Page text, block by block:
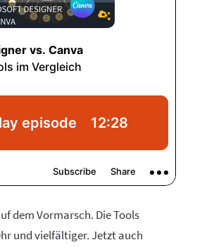
dem Vormarsch. Die Tools
und vielfältiger. Jetzt auch